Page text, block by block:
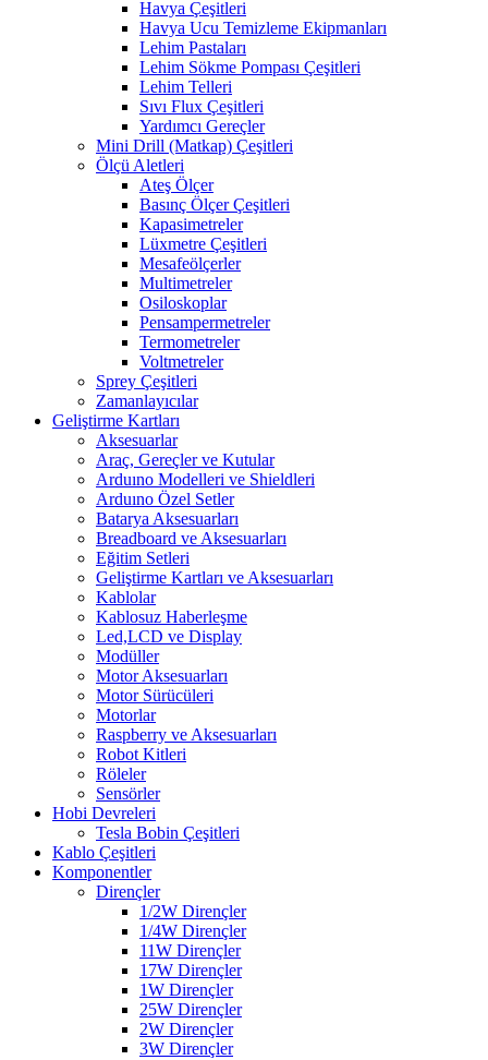
Havya Çeşitleri
Havya Ucu Temizleme Ekipmanları
Lehim Pastaları
Lehim Sökme Pompası Çeşitleri
Lehim Telleri
Sıvı Flux Çeşitleri
Yardımcı Gereçler
Mini Drill (Matkap) Çeşitleri
Ölçü Aletleri
Ateş Ölçer
Basınç Ölçer Çeşitleri
Kapasimetreler
Lüxmetre Çeşitleri
Mesafeölçerler
Multimetreler
Osiloskoplar
Pensampermetreler
Termometreler
Voltmetreler
Sprey Çeşitleri
Zamanlayıcılar
Geliştirme Kartları
Aksesuarlar
Araç, Gereçler ve Kutular
Arduıno Modelleri ve Shieldleri
Arduıno Özel Setler
Batarya Aksesuarları
Breadboard ve Aksesuarları
Eğitim Setleri
Geliştirme Kartları ve Aksesuarları
Kablolar
Kablosuz Haberleşme
Led,LCD ve Display
Modüller
Motor Aksesuarları
Motor Sürücüleri
Motorlar
Raspberry ve Aksesuarları
Robot Kitleri
Röleler
Sensörler
Hobi Devreleri
Tesla Bobin Çeşitleri
Kablo Çeşitleri
Komponentler
Dirençler
1/2W Dirençler
1/4W Dirençler
11W Dirençler
17W Dirençler
1W Dirençler
25W Dirençler
2W Dirençler
3W Dirençler